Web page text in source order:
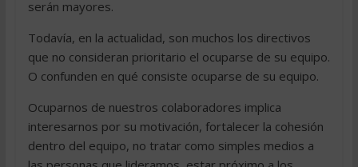
serán mayores.
Todavía, en la actualidad, son muchos los directivos
que no consideran prioritario el ocuparse de su equipo.
O confunden en qué consiste ocuparse de su equipo.
Ocuparnos de nuestros colaboradores implica
interesarnos por su motivación, fortalecer la cohesión
dentro del equipo, no tratar como simples medios a